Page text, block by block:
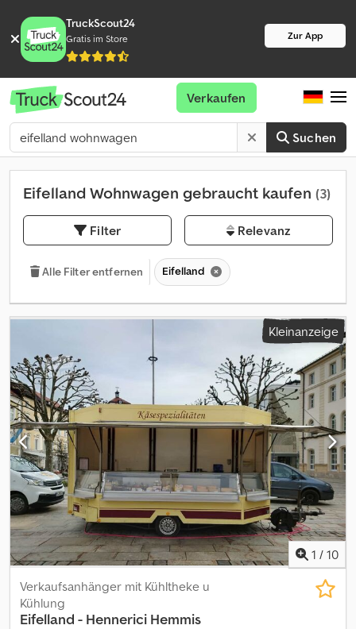
TruckScout24
Gratis im Store Zur App
Suchen
Verkaufen
Eifelland Wohnwagen gebraucht kaufen (3)
Filter Relevanz
Alle Filter entfernen Eifelland
Kleinanzeige
1 / 10
Verkaufsanhänger mit Kühltheke u
Kühlung
Eifelland - Hennerici Hemmis